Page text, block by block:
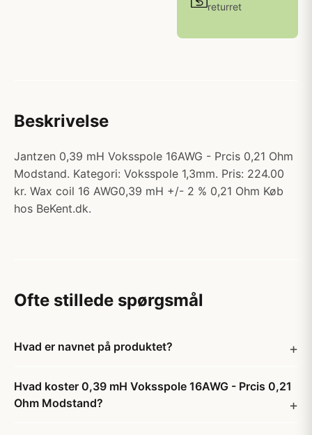
returret
Beskrivelse
Jantzen 0,39 mH Voksspole 16AWG - Prcis 0,21 Ohm
Modstand. Kategori: Voksspole 1,3mm. Pris: 224.00
kr. Wax coil 16 AWG0,39 mH +/- 2 % 0,21 Ohm Køb
hos BeKent.dk.
Ofte stillede spørgsmål
Hvad er navnet på produktet?
Hvad koster 0,39 mH Voksspole 16AWG - Prcis 0,21
Ohm Modstand?